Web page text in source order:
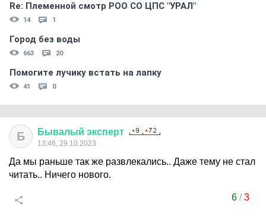
Re: Племеннoй смoтр РOO CO ЦПС "УРАЛ"
14 1
Город без воды
663 20
Помогите лучику встать на лапку
41 0
Б Бывалый эксперт
13:46, 29.10.2023
Да мы раньше так же развлекались.. Даже тему не стал
читать.. Ничего нового.
6/3